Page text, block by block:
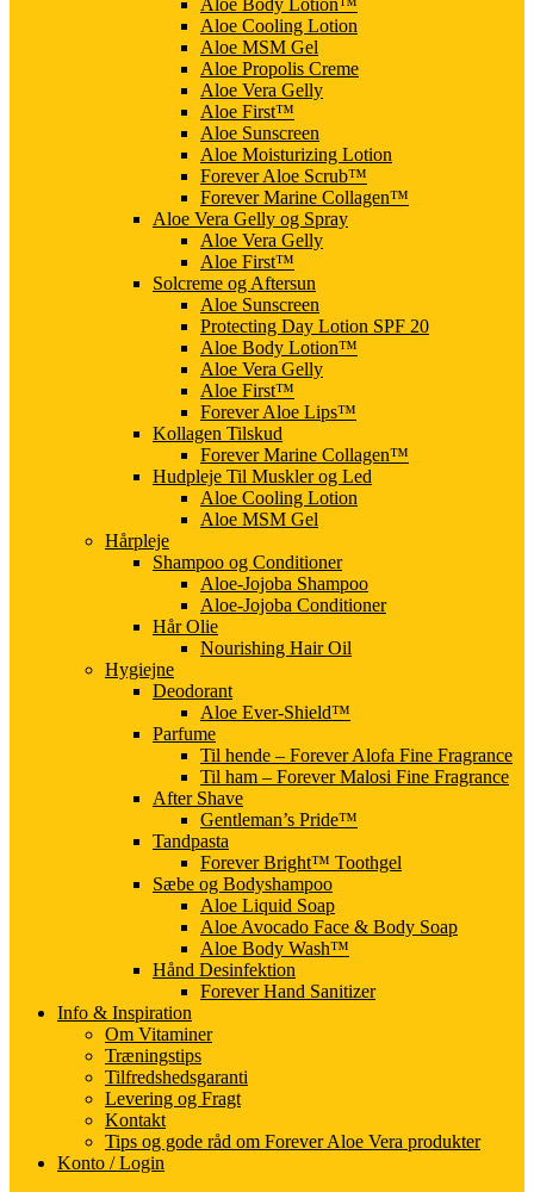
Aloe Body Lotion™
Aloe Cooling Lotion
Aloe MSM Gel
Aloe Propolis Creme
Aloe Vera Gelly
Aloe First™
Aloe Sunscreen
Aloe Moisturizing Lotion
Forever Aloe Scrub™
Forever Marine Collagen™
Aloe Vera Gelly og Spray
Aloe Vera Gelly
Aloe First™
Solcreme og Aftersun
Aloe Sunscreen
Protecting Day Lotion SPF 20
Aloe Body Lotion™
Aloe Vera Gelly
Aloe First™
Forever Aloe Lips™
Kollagen Tilskud
Forever Marine Collagen™
Hudpleje Til Muskler og Led
Aloe Cooling Lotion
Aloe MSM Gel
Hårpleje
Shampoo og Conditioner
Aloe-Jojoba Shampoo
Aloe-Jojoba Conditioner
Hår Olie
Nourishing Hair Oil
Hygiejne
Deodorant
Aloe Ever-Shield™
Parfume
Til hende – Forever Alofa Fine Fragrance
Til ham – Forever Malosi Fine Fragrance
After Shave
Gentleman’s Pride™
Tandpasta
Forever Bright™ Toothgel
Sæbe og Bodyshampoo
Aloe Liquid Soap
Aloe Avocado Face & Body Soap
Aloe Body Wash™
Hånd Desinfektion
Forever Hand Sanitizer
Info & Inspiration
Om Vitaminer
Træningstips
Tilfredshedsgaranti
Levering og Fragt
Kontakt
Tips og gode råd om Forever Aloe Vera produkter
Konto / Login